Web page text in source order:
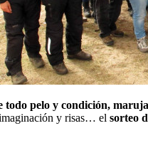
todo pelo y condición,
y risas… el sorteo